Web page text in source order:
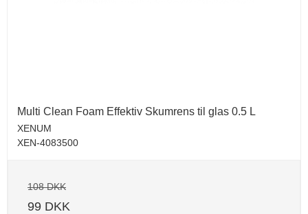
Multi Clean Foam Effektiv Skumrens til glas 0.5 L
XENUM
XEN-4083500
108 DKK
99 DKK